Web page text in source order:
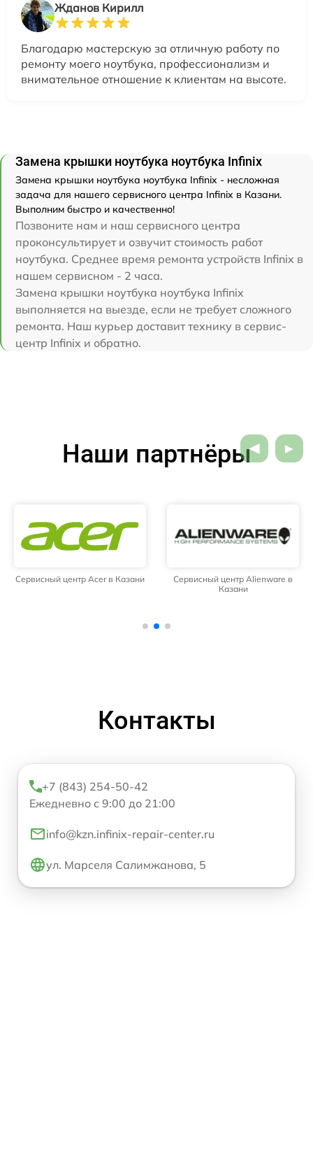
Жданов Кирилл
Благодарю мастерскую за отличную работу по
ремонту моего ноутбука, профессионализм и
внимательное отношение к клиентам на высоте.
Замена крышки ноутбука ноутбука Infinix
Замена крышки ноутбука ноутбука Infinix - несложная
задача для нашего сервисного центра Infinix в Казани.
Выполним быстро и качественно!
Позвоните нам и наш сервисного центра
проконсультирует и озвучит стоимость работ
ноутбука. Среднее время ремонта устройств Infinix в
нашем сервисном - 2 часа.
Замена крышки ноутбука ноутбука Infinix
выполняется на выезде, если не требует сложного
ремонта. Наш курьер доставит технику в сервис-
центр Infinix и обратно.
Наши партнёры
Сервисный центр Acer в Казани
Сервисный центр Alienware в
Казани
Контакты
+7 (843) 254-50-42
Ежедневно с 9:00 до 21:00
info@kzn.infinix-repair-center.ru
ул. Марселя Салимжанова, 5